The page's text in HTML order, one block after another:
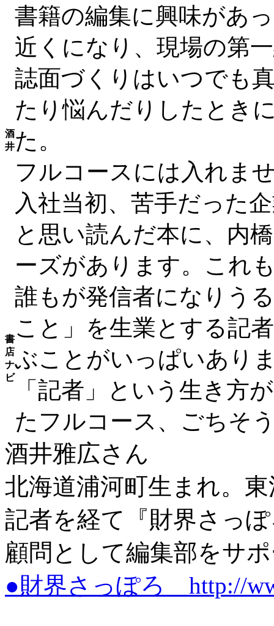
酒
井
書籍の編集に興味があ
近くになり、現場の第
誌面づくりはいつでも
たり悩んだりしたとき
た。
フルコースには入れま
入社当初、苦手だった
と思い読んだ本に、内
ーズがあります。これ
書
店
ナ
ビ
誰もが発信者になりう
こと」を生業とする記
ぶことがいっぱいあり
「記者」という生き方
たフルコース、ごちそ
酒井雅広さん
北海道浦河町生まれ。
記者を経て『財界さっ
顧問として編集部をサ
●財界さっぽろ http://